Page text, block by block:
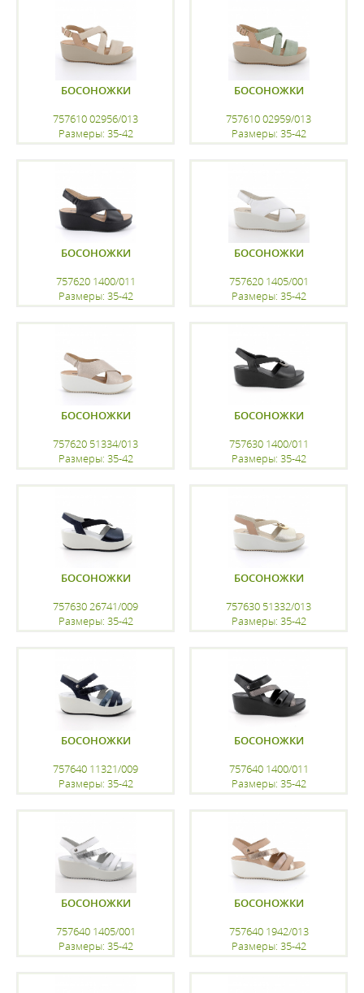
БОСОНОЖКИ
757610 02956/013
Размеры: 35-42
БОСОНОЖКИ
757610 02959/013
Размеры: 35-42
БОСОНОЖКИ
757620 1400/011
Размеры: 35-42
БОСОНОЖКИ
757620 1405/001
Размеры: 35-42
БОСОНОЖКИ
757620 51334/013
Размеры: 35-42
БОСОНОЖКИ
757630 1400/011
Размеры: 35-42
БОСОНОЖКИ
757630 26741/009
Размеры: 35-42
БОСОНОЖКИ
757630 51332/013
Размеры: 35-42
БОСОНОЖКИ
757640 11321/009
Размеры: 35-42
БОСОНОЖКИ
757640 1400/011
Размеры: 35-42
БОСОНОЖКИ
757640 1405/001
Размеры: 35-42
БОСОНОЖКИ
757640 1942/013
Размеры: 35-42